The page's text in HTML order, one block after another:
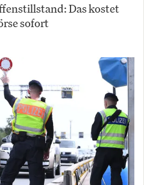
Das kostet
sofort